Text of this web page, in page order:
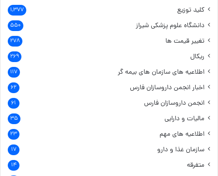
کلید توزیع ۱,۳۷۷
دانشگاه علوم پزشکی شیراز ۵۵۰
تغییر قیمت ها ۲۷۸
ریکال ۲۶۹
اطلاعیه های سازمان های بیمه گر ۱۱۷
اخبار انجمن داروسازان فارس ۶۲
انجمن داروسازان فارس ۶۱
مالیات و دارایی ۳۵
اطلاعیه های مهم ۲۳
سازمان غذا و دارو ۱۷
متفرقه ۱۴